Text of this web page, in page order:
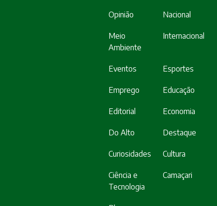
Opinião Nacional
Meio
Ambiente
Internacional
Eventos Esportes
Emprego Educação
Editorial Economia
Do Alto Destaque
Curiosidades Cultura
Ciência e
Tecnologia
Camaçari